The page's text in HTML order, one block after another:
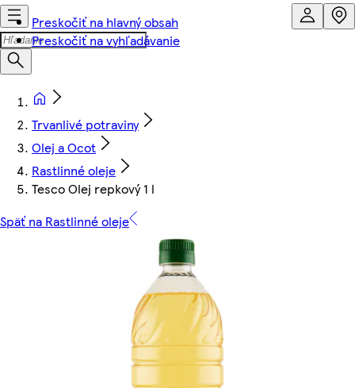
Preskočiť na hlavný obsah
Preskočiť na vyhľadávanie
Trvanlivé potraviny
Olej a Ocot
Rastlinné oleje
Tesco Olej repkový 1 l
Späť na Rastlinné oleje